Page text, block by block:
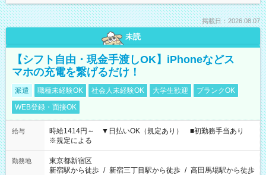
掲載日：2026.08.07
未読
【シフト自由・現金手渡しOK】iPhoneなどス
マホの充電を繋げるだけ！
派遣 職種未経験OK 社会人未経験OK 大学生歓迎
ブランクOK
WEB登録・面接OK
給与
時給1414円～ ▼日払いOK（規定あり） ■初勤務手当あり
※規定による
勤務地
東京都新宿区
新宿駅から徒歩 / 新宿三丁目駅から徒歩 / 高田馬場駅から徒歩